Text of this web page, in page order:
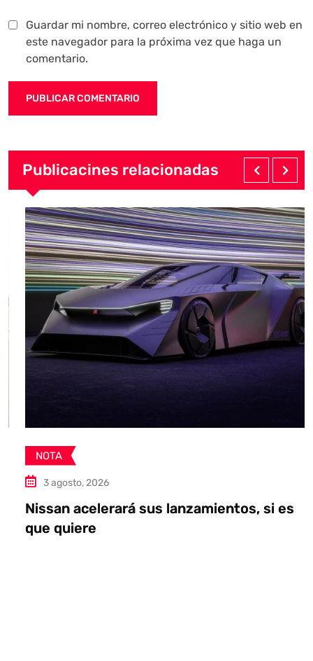
Guardar mi nombre, correo electrónico y sitio web en
este navegador para la próxima vez que haga un
comentario.
Publicacines relacionadas
NOTA
3 agosto, 2026
Nissan acelerará sus lanzamientos, si es
que quiere